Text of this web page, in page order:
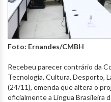
Foto: Ernandes/CMBH
Recebeu parecer contrário da
Tecnologia, Cultura, Desporto,
(24/11), emenda que altera o
oficialmente a Língua Brasileira